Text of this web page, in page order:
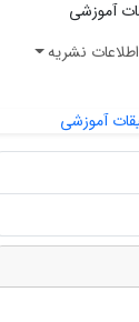
اطلاعات نشریه